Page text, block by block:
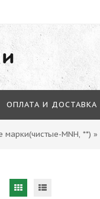
ОПЛАТА И ДОСТАВКА
марки(чистые-MNH, **) »